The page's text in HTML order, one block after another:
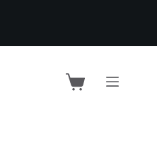
Shopping